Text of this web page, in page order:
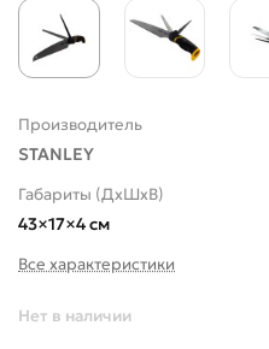
Производитель
STANLEY
Габариты (ДхШхВ)
43×17×4 см
Все характеристики
Нет в наличии